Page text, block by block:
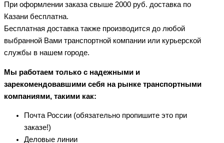
При оформлении заказа свыше 2000 руб. доставка по
Казани бесплатна.
Бесплатная доставка также производится до любой
выбранной Вами транспортной компании или курьерской
службы в нашем городе.
Мы работаем только с надежными и
зарекомендовавшими себя на рынке транспортными
компаниями, такими как:
Почта России (обязательно пропишите это при
заказе!)
Деловые линии